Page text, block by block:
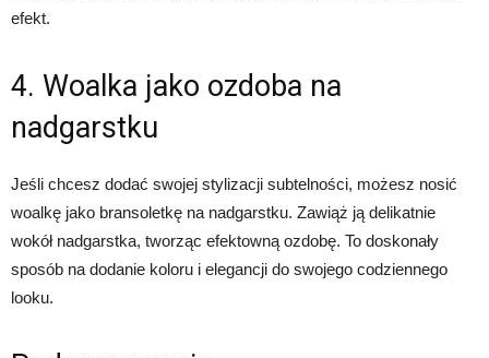
efekt.
4. Woalka jako ozdoba na
nadgarstku
Jeśli chcesz dodać swojej stylizacji subtelności, możesz nosić
woalkę jako bransoletkę na nadgarstku. Zawiąż ją delikatnie
wokół nadgarstka, tworząc efektowną ozdobę. To doskonały
sposób na dodanie koloru i elegancji do swojego codziennego
looku.